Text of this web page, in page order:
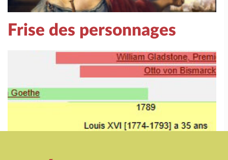
Frise des personnages